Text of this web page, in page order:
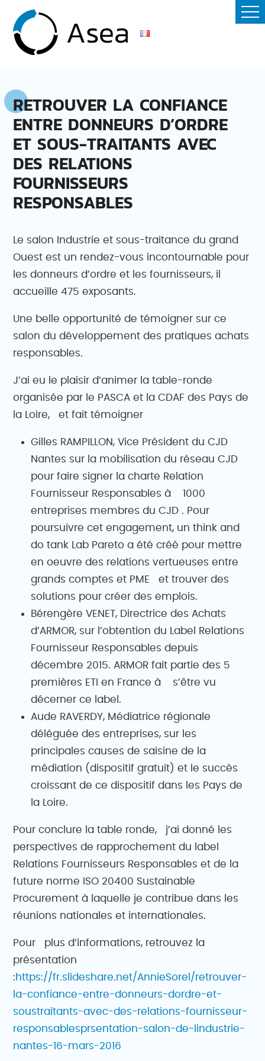
RETROUVER LA CONFIANCE
ENTRE DONNEURS D’ORDRE
ET SOUS-TRAITANTS AVEC
DES RELATIONS
FOURNISSEURS
RESPONSABLES
Le salon Industrie et sous-traitance du grand
Ouest est un rendez-vous incontournable pour
les donneurs d’ordre et les fournisseurs, il
accueille 475 exposants.
Une belle opportunité de témoigner sur ce
salon du développement des pratiques achats
responsables.
J’ai eu le plaisir d’animer la table-ronde
organisée par le PASCA et la CDAF des Pays de
la Loire, et fait témoigner
Gilles RAMPILLON, Vice Président du CJD
Nantes sur la mobilisation du réseau CJD
pour faire signer la charte Relation
Fournisseur Responsables à 1000
entreprises membres du CJD . Pour
poursuivre cet engagement, un think and
do tank Lab Pareto a été créé pour mettre
en oeuvre des relations vertueuses entre
grands comptes et PME et trouver des
solutions pour créer des emplois.
Bérengère VENET, Directrice des Achats
d’ARMOR, sur l’obtention du Label Relations
Fournisseur Responsables depuis
décembre 2015. ARMOR fait partie des 5
premières ETI en France à s’être vu
décerner ce label.
Aude RAVERDY, Médiatrice régionale
déléguée des entreprises, sur les
principales causes de saisine de la
médiation (dispositif gratuit) et le succès
croissant de ce dispositif dans les Pays de
la Loire.
Pour conclure la table ronde, j’ai donné les
perspectives de rapprochement du label
Relations Fournisseurs Responsables et de la
future norme ISO 20400 Sustainable
Procurement à laquelle je contribue dans les
réunions nationales et internationales.
Pour plus d’informations, retrouvez la
présentation
:https://fr.slideshare.net/AnnieSorel/retrouver-
la-confiance-entre-donneurs-dordre-et-
soustraitants-avec-des-relations-fournisseur-
responsablesprsentation-salon-de-lindustrie-
nantes-16-mars-2016